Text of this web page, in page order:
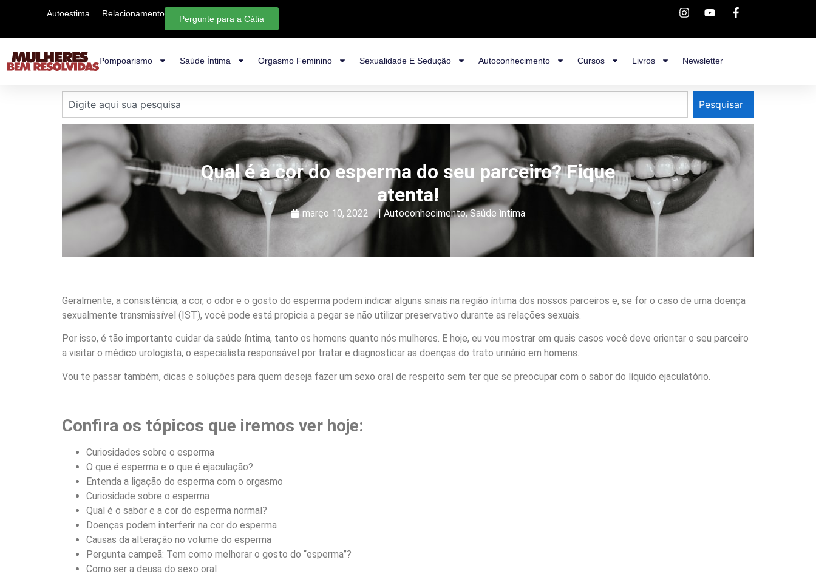
Autoestima Relacionamento
Pergunte para a Cátia
Pompoarismo Saúde Íntima Orgasmo Feminino Sexualidade E Sedução Autoconhecimento Cursos Livros Newsletter
Pesquisar
Qual é a cor do esperma do seu parceiro? Fique
atenta!
março 10, 2022 |Autoconhecimento,Saúde ìntima
Geralmente, a consistência, a cor, o odor e o gosto do esperma podem indicar alguns sinais na região íntima dos nossos parceiros e, se for o caso de uma doença
sexualmente transmissível (IST), você pode está propicia a pegar se não utilizar preservativo durante as relações sexuais.
Por isso, é tão importante cuidar da saúde íntima, tanto os homens quanto nós mulheres. E hoje, eu vou mostrar em quais casos você deve orientar o seu parceiro
a visitar o médico urologista, o especialista responsável por tratar e diagnosticar as doenças do trato urinário em homens.
Vou te passar também, dicas e soluções para quem deseja fazer um sexo oral de respeito sem ter que se preocupar com o sabor do líquido ejaculatório.
Confira os tópicos que iremos ver hoje:
Curiosidades sobre o esperma
O que é esperma e o que é ejaculação?
Entenda a ligação do esperma com o orgasmo
Curiosidade sobre o esperma
Qual é o sabor e a cor do esperma normal?
Doenças podem interferir na cor do esperma
Causas da alteração no volume do esperma
Pergunta campeã: Tem como melhorar o gosto do “esperma”?
Como ser a deusa do sexo oral